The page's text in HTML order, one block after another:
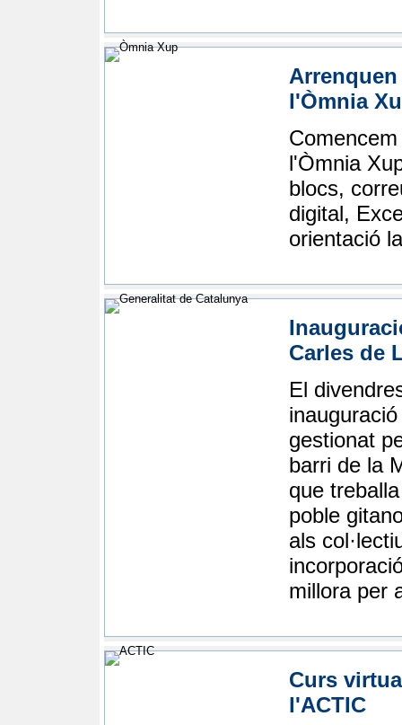
l'Òmnia
l'Òmnia
blocs,
digital,
orientació
Carles de
El
gestionat
barri de la
que
poble
als
millora per
Curs
l'ACTIC